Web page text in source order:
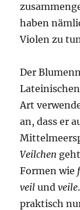
haben
Violen zu
Der
Art
an, dass er
Veilchen
Formen wie
veil undveile
praktisch